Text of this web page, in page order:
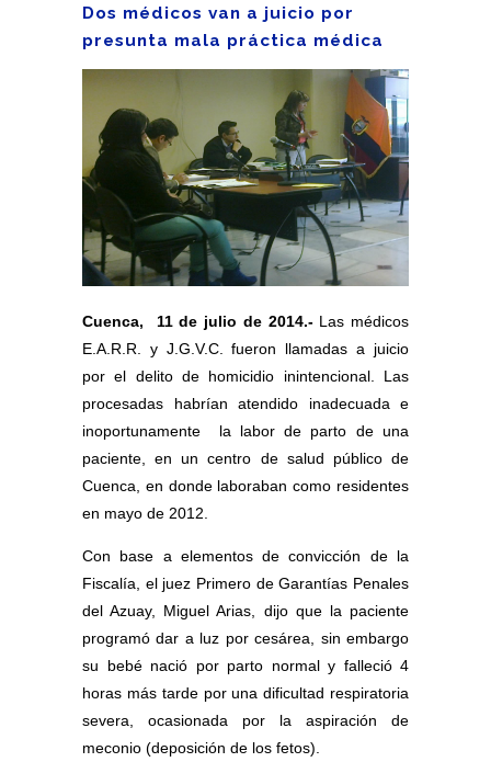
Dos médicos van a juicio por
presunta mala práctica médica
Cuenca, 11 de julio de 2014.-Las médicos
E.A.R.R. y J.G.V.C. fueron llamadas a juicio
por el delito de homicidio inintencional. Las
procesadas habrían atendido inadecuada e
inoportunamente
la labor de parto de una
paciente, en un centro de salud público de
Cuenca, en donde laboraban como residentes
en mayo de 2012.
Con base a elementos de convicción de la
Fiscalía, el juez Primero de Garantías Penales
del Azuay, Miguel Arias, dijo que la paciente
programó dar a luz por cesárea, sin embargo
su bebé nació por parto normal y falleció 4
horas más tarde por una dificultad respiratoria
severa, ocasionada por la aspiración de
meconio (deposición de los fetos).